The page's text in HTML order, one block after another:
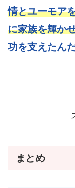
情とユーモア
に家族を輝か
功を支えたん
まとめ